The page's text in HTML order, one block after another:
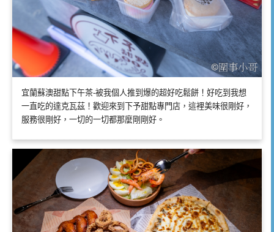
宜蘭蘇澳甜點下午茶-被我個人推到爆的超好吃鬆餅！好吃到我想
一直吃的達克瓦茲！歡迎來到下予甜點專門店，這裡美味很剛好，
服務很剛好，一切的一切都那麼剛剛好。